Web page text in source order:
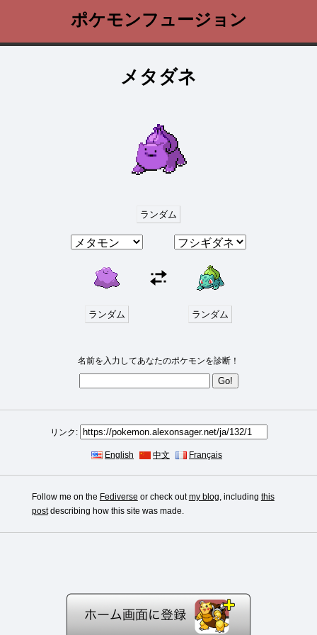
ポケモンフュージョン
メタダネ
ランダム
ランダム ランダム
名前を入力してあなたのポケモンを診断！
リンク:
English 中文 Français
Follow me on the Fediverse or check outmy blog, including this
postdescribing how this site was made.